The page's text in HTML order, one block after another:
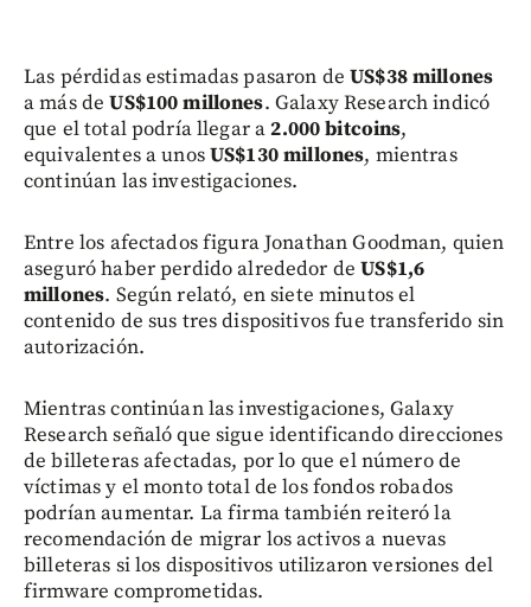
Las pérdidas estimadas pasaron deUS$38 millones
a más deUS$100 millones. Galaxy Research indicó
que el total podría llegar a2.000 bitcoins,
equivalentes a unosUS$130 millones, mientras
continúan las investigaciones.
Entre los afectados figura Jonathan Goodman, quien
aseguró haber perdido alrededor deUS$1,6
millones. Según relató, en siete minutos el
contenido de sus tres dispositivos fue transferido sin
autorización.
Mientras continúan las investigaciones, Galaxy
Research señaló que sigue identificando direcciones
de billeteras afectadas, por lo que el número de
víctimas y el monto total de los fondos robados
podrían aumentar. La firma también reiteró la
recomendación de migrar los activos a nuevas
billeteras si los dispositivos utilizaron versiones del
firmware comprometidas.